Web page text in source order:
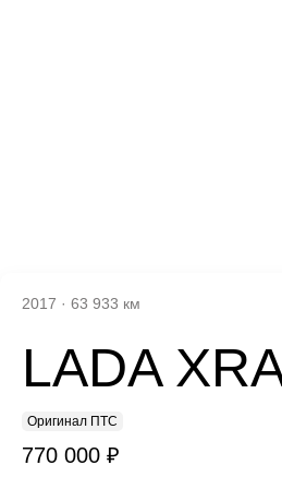
2017 · 63 933 км
LADA
Оригинал ПТС
770 000 ₽